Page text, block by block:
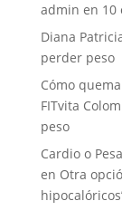
admin en 10
Diana
perder peso
Cómo
FITvita
peso
Cardio o
en Otra